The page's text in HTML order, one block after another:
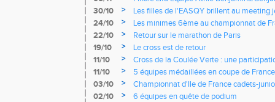
30/10
>
Les filles de l'EASQY brillent au meeting
records du club battus
24/10 >
Les minimes 6ème au championnat de
22/10
>
Retour sur le marathon de Paris
19/10
>
Le cross est de retour
11/10
>
Cross de la Coulée Verte : une
Rendez-vous !
11/10 >
5 équipes médaillées en coupe de France
03/10
>
Championnat d'Ile de France cadets-
l'EASQY victorieuses
02/10 >
6 équipes en quête de podium